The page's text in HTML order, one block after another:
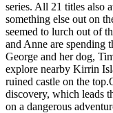
series. All 21 titles also
something else out on
seemed to lurch out of
and Anne are spending
George and her dog,
explore nearby Kirrin
ruined castle on the
discovery, which leads
on a dangerous